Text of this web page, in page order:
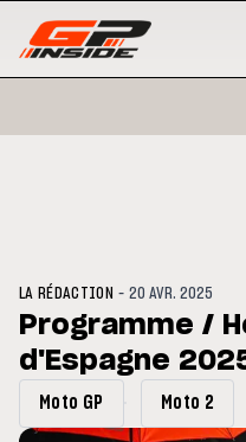
droite à Madrid
LA RÉDACTION -20 AVR. 2025
Programme /
d'Espagne
Moto GP Moto 2